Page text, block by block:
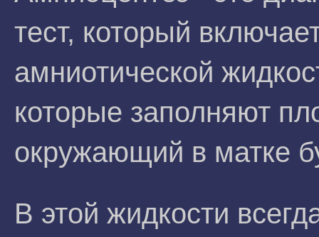
тест, который
амниотической
которые заполняют
окружающий в матке
В этой жидкости